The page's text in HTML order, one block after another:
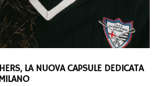
LA NUOVA CAPSULE DEDICATA